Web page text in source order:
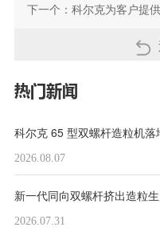
下一个：科尔克为客户提
热门新闻
2026.08.07
新一代同向双螺杆挤出造粒
2026.07.31